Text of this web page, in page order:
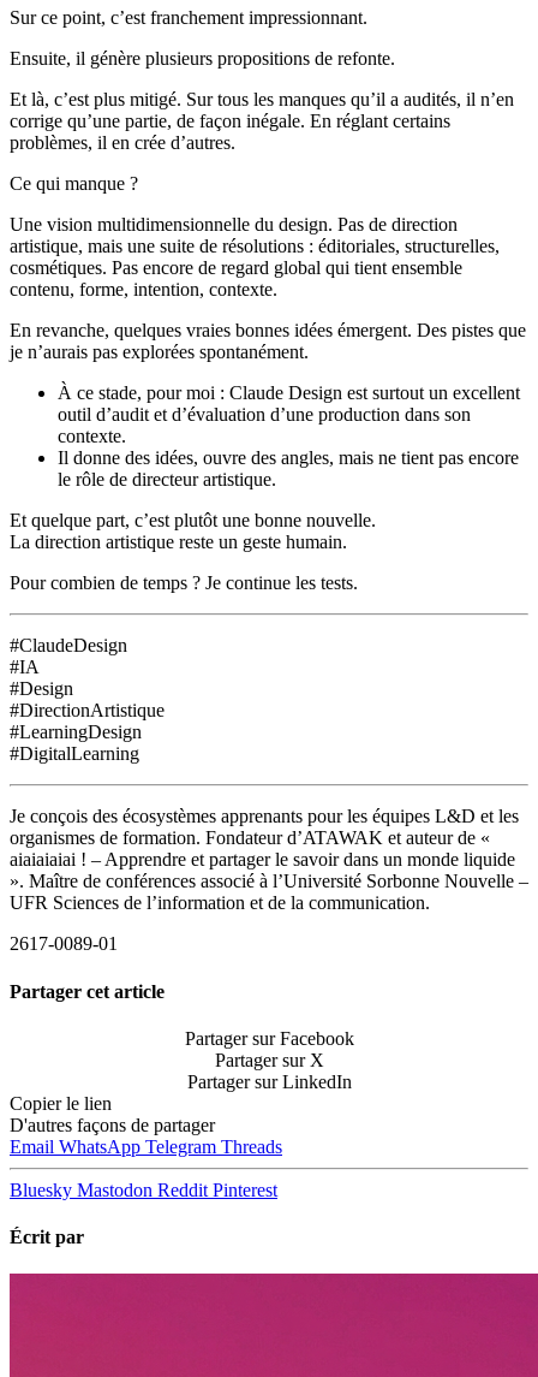
Sur ce point, c’est franchement impressionnant.
Ensuite, il génère plusieurs propositions de refonte.
Et là, c’est plus mitigé. Sur tous les manques qu’il a audités, il n’en
corrige qu’une partie, de façon inégale. En réglant certains
problèmes, il en crée d’autres.
Ce qui manque ?
Une vision multidimensionnelle du design. Pas de direction
artistique, mais une suite de résolutions : éditoriales, structurelles,
cosmétiques. Pas encore de regard global qui tient ensemble
contenu, forme, intention, contexte.
En revanche, quelques vraies bonnes idées émergent. Des pistes que
je n’aurais pas explorées spontanément.
À ce stade, pour moi : Claude Design est surtout un excellent
outil d’audit et d’évaluation d’une production dans son
contexte.
Il donne des idées, ouvre des angles, mais ne tient pas encore
le rôle de directeur artistique.
Et quelque part, c’est plutôt une bonne nouvelle.
La direction artistique reste un geste humain.
Pour combien de temps ? Je continue les tests.
#ClaudeDesign
#IA
#Design
#DirectionArtistique
#LearningDesign
#DigitalLearning
Je conçois des écosystèmes apprenants pour les équipes L&D et les
organismes de formation. Fondateur d’ATAWAK et auteur de «
aiaiaiaiai ! – Apprendre et partager le savoir dans un monde liquide
». Maître de conférences associé à l’Université Sorbonne Nouvelle –
UFR Sciences de l’information et de la communication.
2617-0089-01
Partager cet article
Partager sur Facebook
Partager sur X
Partager sur LinkedIn
Copier le lien
D'autres façons de partager
Email WhatsApp Telegram Threads
Bluesky Mastodon Reddit Pinterest
Écrit par